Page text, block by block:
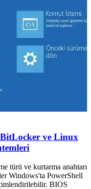
ve Linux
türü ve kurtarma anahtarı
Windows'ta PowerShell
BIOS